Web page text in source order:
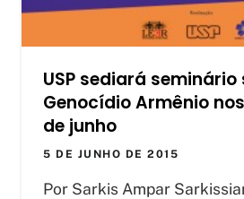
USP sediará seminário
Genocídio Armênio nos
de junho
5 DE JUNHO DE 2015
Por Sarkis Ampar